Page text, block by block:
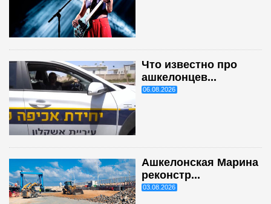
Что известно про
ашкелонцев...
06.08.2026
Ашкелонская Марина
реконстр...
03.08.2026